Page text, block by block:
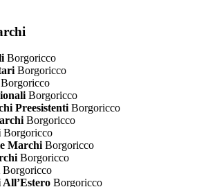
Borgoricco
Borgoricco
Borgoricco
Borgoricco
Preesistenti Borgoricco
Borgoricco
Borgoricco
Marchi Borgoricco
Borgoricco
Borgoricco
Borgoricco